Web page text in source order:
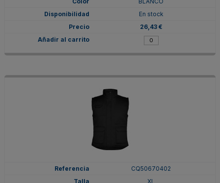
En stock
26,43 €
CQ50670402
XL